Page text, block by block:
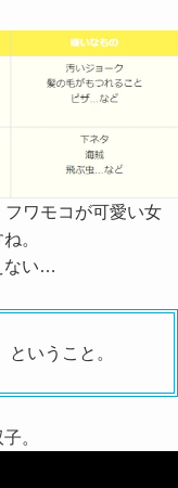
ワモコが可愛い女
。
ない…
いうこと。
。